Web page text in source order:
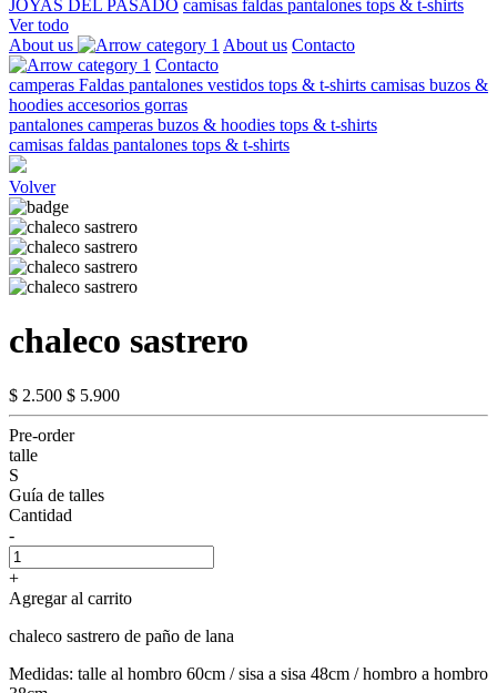
JOYAS DEL PASADO camisas faldas pantalones tops & t-shirts
Ver todo
About us
About us Contacto
Contacto
camperas Faldas pantalones vestidos tops & t-shirts camisas buzos &
hoodies accesorios gorras
pantalones camperas buzos & hoodies tops & t-shirts
camisas faldas pantalones tops & t-shirts
Volver
chaleco sastrero
$ 2.500 $ 5.900
Pre-order
talle
S
Guía de talles
Cantidad
-
+
Agregar al carrito
chaleco sastrero de paño de lana
Medidas: talle al hombro 60cm / sisa a sisa 48cm / hombro a hombro